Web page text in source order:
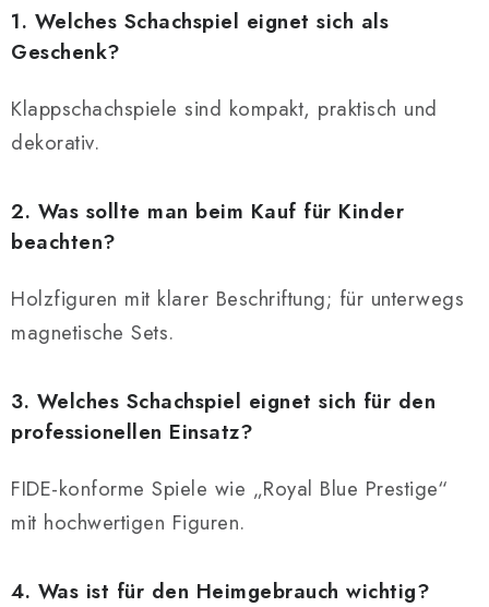
1. Welches Schachspiel eignet sich als
Geschenk?
Klappschachspiele sind kompakt, praktisch und
dekorativ.
2. Was sollte man beim Kauf für Kinder
beachten?
Holzfiguren mit klarer Beschriftung; für unterwegs
magnetische Sets.
3. Welches Schachspiel eignet sich für den
professionellen Einsatz?
FIDE-konforme Spiele wie „Royal Blue Prestige“
mit hochwertigen Figuren.
4. Was ist für den Heimgebrauch wichtig?